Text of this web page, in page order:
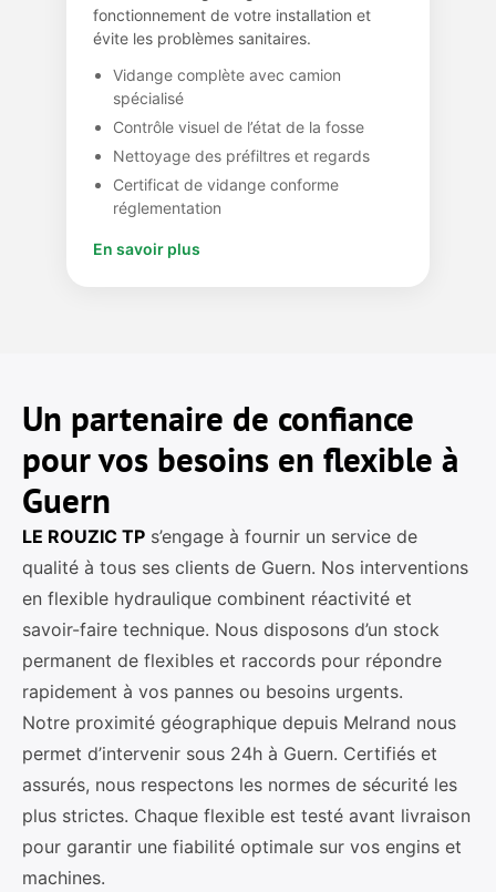
fonctionnement de votre installation et
évite les problèmes sanitaires.
Vidange complète avec camion
spécialisé
Contrôle visuel de l’état de la fosse
Nettoyage des préfiltres et regards
Certificat de vidange conforme
réglementation
En savoir plus
Un partenaire de confiance
pour vos besoins en flexible à
Guern
LE ROUZIC TP s’engage à fournir un service de
qualité à tous ses clients de Guern. Nos interventions
en flexible hydraulique combinent réactivité et
savoir-faire technique. Nous disposons d’un stock
permanent de flexibles et raccords pour répondre
rapidement à vos pannes ou besoins urgents.
Notre proximité géographique depuis Melrand nous
permet d’intervenir sous 24h à Guern. Certifiés et
assurés, nous respectons les normes de sécurité les
plus strictes. Chaque flexible est testé avant livraison
pour garantir une fiabilité optimale sur vos engins et
machines.